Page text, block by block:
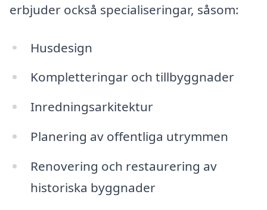
erbjuder också specialiseringar, såsom:
Husdesign
Kompletteringar och tillbyggnader
Inredningsarkitektur
Planering av offentliga utrymmen
Renovering och restaurering av
historiska byggnader